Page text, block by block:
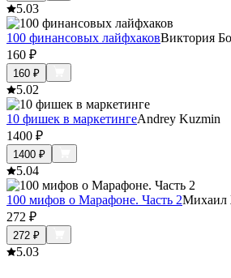
5.03
100 финансовых лайфхаковВиктория
160 ₽
160 ₽
5.02
10 фишек в маркетингеAndrey Kuzmin
1400 ₽
1400 ₽
5.04
100 мифов о Марафоне. Часть 2Михаил
272 ₽
272 ₽
5.03